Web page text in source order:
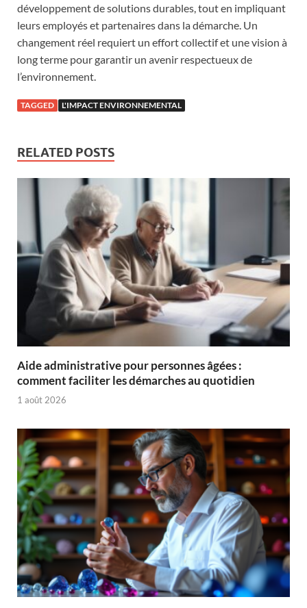
développement de solutions durables, tout en impliquant
leurs employés et partenaires dans la démarche. Un
changement réel requiert un effort collectif et une vision à
long terme pour garantir un avenir respectueux de
l’environnement.
TAGGED L'IMPACT ENVIRONNEMENTAL
RELATED POSTS
Aide administrative pour personnes âgées :
comment faciliter les démarches au quotidien
1 août 2026